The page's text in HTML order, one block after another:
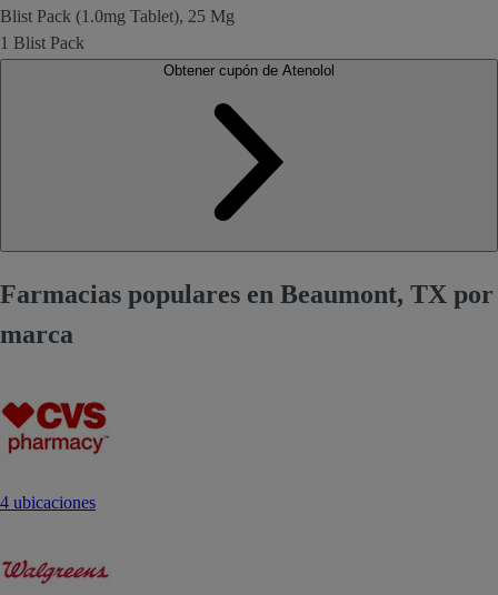
Blist Pack (1.0mg Tablet), 25 Mg
1 Blist Pack
Farmacias populares en Beaumont, TX por
marca
4 ubicaciones